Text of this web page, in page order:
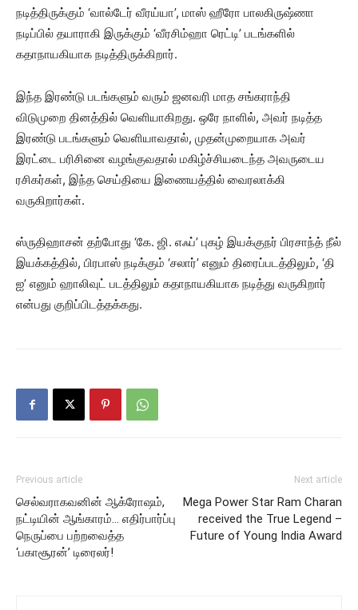
நடித்திருக்கும் ‘வால்டேர் வீரய்யா’, மாஸ் ஹீரோ பாலகிருஷ்ணா
நடிப்பில் தயாராகி இருக்கும் ‘வீரசிம்ஹா ரெட்டி’ படங்களில்
கதாநாயகியாக நடித்திருக்கிறார்.
இந்த இரண்டு படங்களும் வரும் ஜனவரி மாத சங்கராந்தி
விடுமுறை தினத்தில் வெளியாகிறது. ஒரே நாளில், அவர் நடித்த
இரண்டு படங்களும் வெளியாவதால், முதன்முறையாக அவர்
இரட்டை பரிசினை வழங்குவதால் மகிழ்ச்சியடைந்த அவருடைய
ரசிகர்கள், இந்த செய்தியை இணையத்தில் வைரலாக்கி
வருகிறார்கள்.
ஸ்ருதிஹாசன் தற்போது ‘கே. ஜி. எஃப்’ புகழ் இயக்குநர் பிரசாந்த் நீல்
இயக்கத்தில், பிரபாஸ் நடிக்கும் ‘சலார்’ எனும் திரைப்படத்திலும், ‘தி
ஐ’ எனும் ஹாலிவுட் படத்திலும் கதாநாயகியாக நடித்து வருகிறார்
என்பது குறிப்பிடத்தக்கது.
Previous article
செல்வராகவனின் ஆக்ரோஷம்,
நட்டியின் ஆங்காரம்… எதிர்பார்ப்பு
நெருப்பை பற்றவைத்த
‘பகாசூரன்’ டிரைலர்!
Next article
Mega Power Star Ram Charan
received the True Legend –
Future of Young India Award